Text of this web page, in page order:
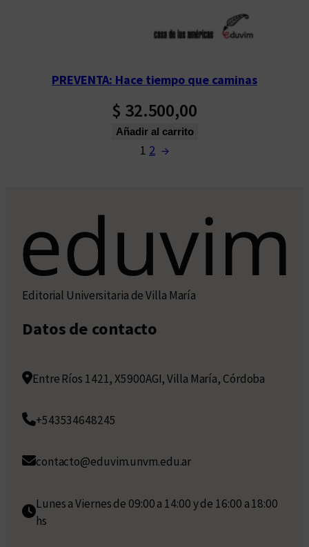
PREVENTA: Hace tiempo que caminas
$ 32.500,00
Añadir al carrito
1 2 →
Editorial Universitaria de Villa María
Datos de contacto
Entre Ríos 1421, X5900AGI, Villa María, Córdoba
+543534648245
contacto@eduvim.unvm.edu.ar
Lunes a Viernes de 09:00 a 14:00 y de 16:00 a 18:00
hs